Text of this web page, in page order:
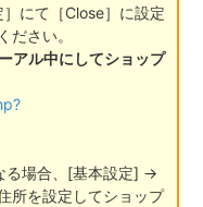
にて［Close］に設定
ださい。
アル中にしてショップ
る場合、[基本設定] →
所を設定してショップ